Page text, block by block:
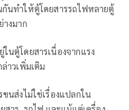
นทำให้ตู้โดยสารรถไฟหลายตู้
างมาก
นตู้โดยสารเนื่องจากแรง
าวเพิ่มเติม
นส่งไม่ใช่เรื่องแปลกใน